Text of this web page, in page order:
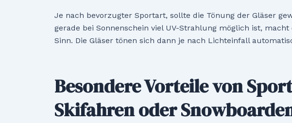
Je nach bevorzugter Sportart, sollte die Tönung der Gläser
gerade bei Sonnenschein viel UV-Strahlung möglich ist,
Sinn. Die Gläser tönen sich dann je nach Lichteinfall
Besondere Vorteile von
Skifahren oder